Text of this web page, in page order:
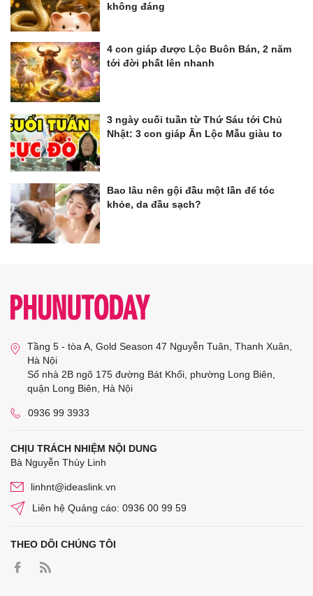
không đáng
4 con giáp được Lộc Buôn Bán, 2 năm
tới đời phất lên nhanh
3 ngày cuối tuần từ Thứ Sáu tới Chủ
Nhật: 3 con giáp Ăn Lộc Mẫu giàu to
Bao lâu nên gội đầu một lần để tóc
khỏe, da đầu sạch?
Tầng 5 - tòa A, Gold Season 47 Nguyễn Tuân, Thanh Xuân,
Hà Nội
Số nhà 2B ngõ 175 đường Bát Khối, phường Long Biên,
quận Long Biên, Hà Nội
0936 99 3933
CHỊU TRÁCH NHIỆM NỘI DUNG
Bà Nguyễn Thùy Linh
linhnt@ideaslink.vn
Liên hệ Quảng cáo: 0936 00 99 59
THEO DÕI CHÚNG TÔI